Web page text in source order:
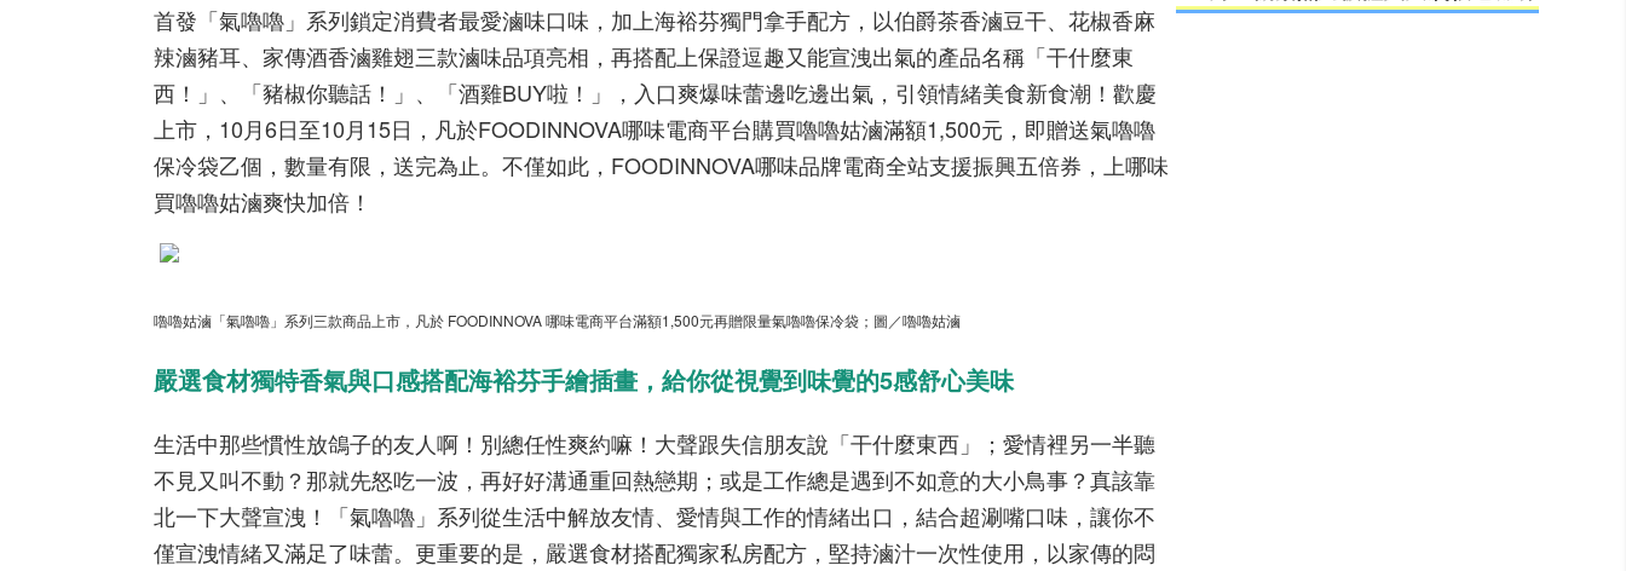
首發「氣嚕嚕」系列鎖定消費者最愛滷味口味，加上海裕芬獨門拿手配方，以伯爵茶香滷豆干、花椒香麻
辣滷豬耳、家傳酒香滷雞翅三款滷味品項亮相，再搭配上保證逗趣又能宣洩出氣的產品名稱「干什麼東
西！」、「豬椒你聽話！」、「酒雞BUY啦！」，入口爽爆味蕾邊吃邊出氣，引領情緒美食新食潮！歡慶
上市，10月6日至10月15日，凡於FOODINNOVA哪味電商平台購買嚕嚕姑滷滿額1,500元，即贈送氣嚕嚕
保冷袋乙個，數量有限，送完為止。不僅如此，FOODINNOVA哪味品牌電商全站支援振興五倍券，上哪味
買嚕嚕姑滷爽快加倍！
嚕嚕姑滷「氣嚕嚕」系列三款商品上市，凡於 FOODINNOVA 哪味電商平台滿額1,500元再贈限量氣嚕嚕保冷袋；圖／嚕嚕姑滷
嚴選食材獨特香氣與口感搭配海裕芬手繪插畫，給你從視覺到味覺的5感舒心美味
生活中那些慣性放鴿子的友人啊！別總任性爽約嘛！大聲跟失信朋友說「干什麼東西」；愛情裡另一半聽
不見又叫不動？那就先怒吃一波，再好好溝通重回熱戀期；或是工作總是遇到不如意的大小鳥事？真該靠
北一下大聲宣洩！「氣嚕嚕」系列從生活中解放友情、愛情與工作的情緒出口，結合超涮嘴口味，讓你不
僅宣洩情緒又滿足了味蕾。更重要的是，嚴選食材搭配獨家私房配方，堅持滷汁一次性使用，以家傳的悶